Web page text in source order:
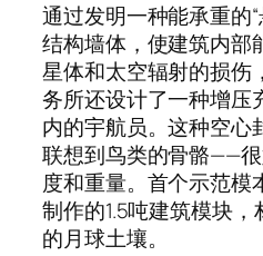
通过发明一种能承重的
结构墙体，使建筑内部
星体和太空辐射的损伤
务所还设计了一种增压
内的宇航员。这种空
联想到鸟类的骨骼——
度和重量。首个示范模
制作的1.5吨建筑模块
的月球土壤。